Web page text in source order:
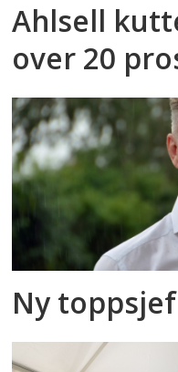
Ahlsell
over 20
Ny